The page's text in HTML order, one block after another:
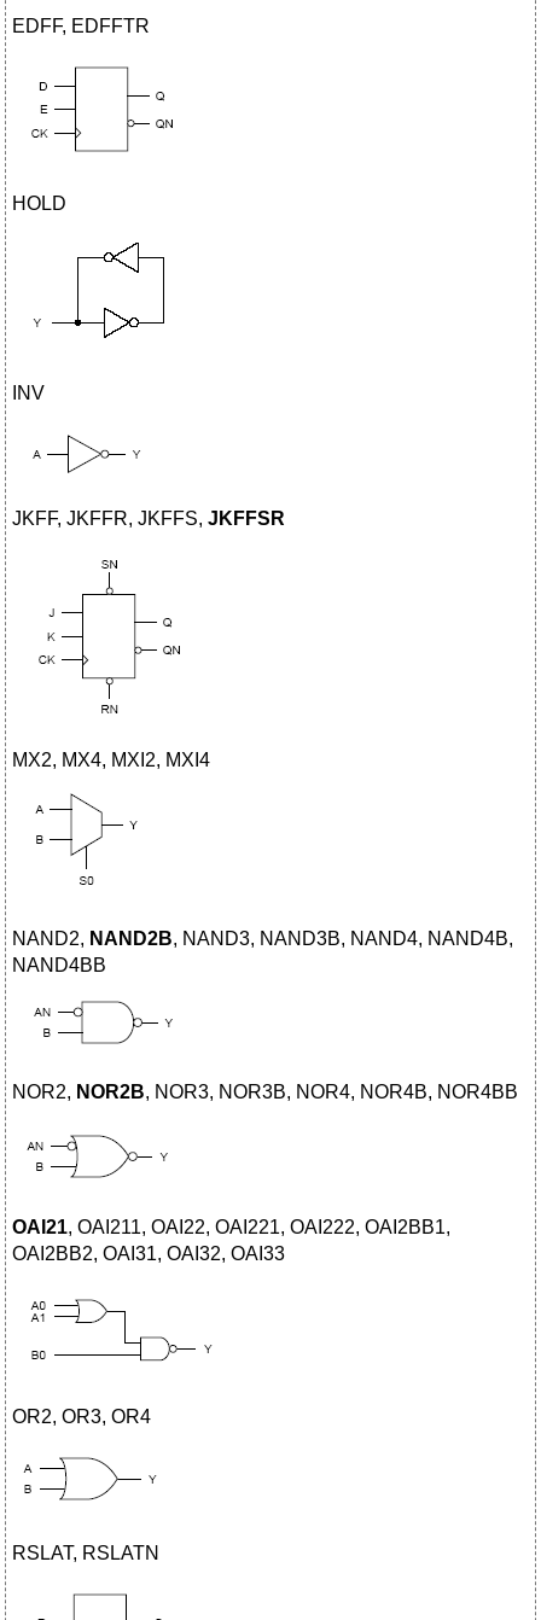
EDFF, EDFFTR
HOLD
INV
JKFF, JKFFR, JKFFS, JKFFSR
MX2, MX4, MXI2, MXI4
NAND2, NAND2B, NAND3, NAND3B, NAND4, NAND4B,
NAND4BB
NOR2, NOR2B, NOR3, NOR3B, NOR4, NOR4B, NOR4BB
OAI21, OAI211, OAI22, OAI221, OAI222, OAI2BB1,
OAI2BB2, OAI31, OAI32, OAI33
OR2, OR3, OR4
RSLAT, RSLATN